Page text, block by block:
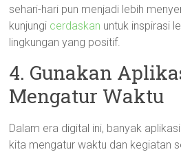
sehari-hari pun menjadi lebih
kunjungi cerdaskan untuk inspirasi
lingkungan yang positif.
4. Gunakan
Mengatur Waktu
Dalam era digital ini, banyak
kita mengatur waktu dan kegiatan